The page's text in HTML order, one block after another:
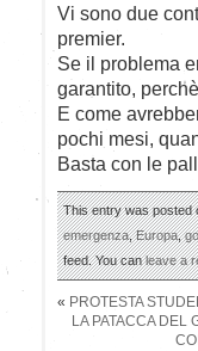
Vi sono due
premier.
Se il problema
garantito,
E come
pochi mesi,
Basta con le
This entry was posted
emergenza,Europa,
feed. You canleave a
« PROTESTA
LA PATACCA DEL